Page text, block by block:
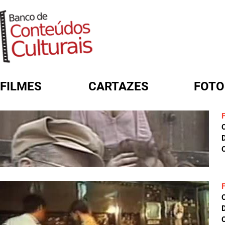
FILMES CARTAZES
FORMULÁRIO DE BUSCA